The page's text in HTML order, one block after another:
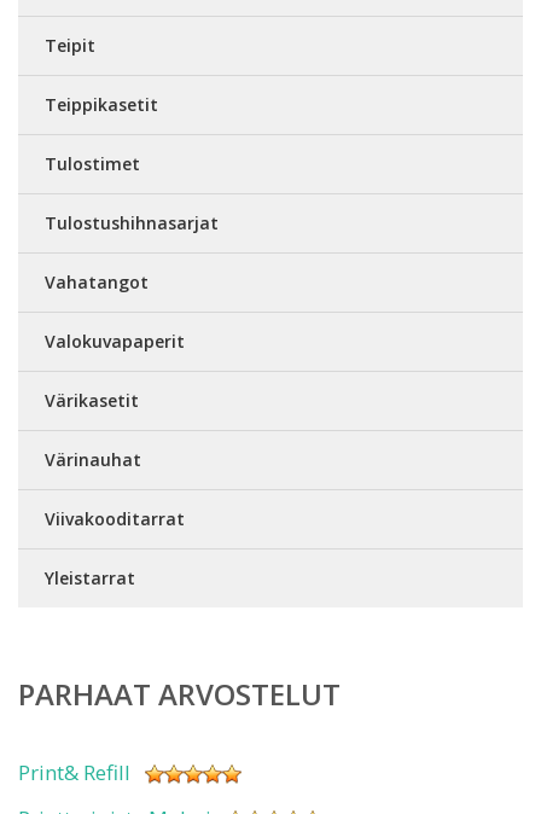
Teipit
Teippikasetit
Tulostimet
Tulostushihnasarjat
Vahatangot
Valokuvapaperit
Värikasetit
Värinauhat
Viivakooditarrat
Yleistarrat
PARHAAT ARVOSTELUT
Print& Refill